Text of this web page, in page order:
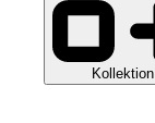
Kollektion